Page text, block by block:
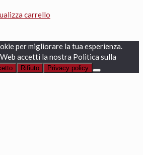
carrello
per migliorare la tua esperienza.
accetti la nostra Politica sulla
Rifiuto Privacy policy